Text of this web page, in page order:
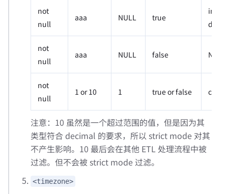
not
null
aaa NULL true
not
null
aaa NULL false NULL
not
null
1 or 10 1 true or false
注意：10 虽然是一个超过范围的值，但是因为其
类型符合 decimal 的要求，所以 strict mode 对其
不产生影响。10 最后会在其他 ETL 处理流程中被
过滤。但不会被 strict mode 过滤。
<timezone>